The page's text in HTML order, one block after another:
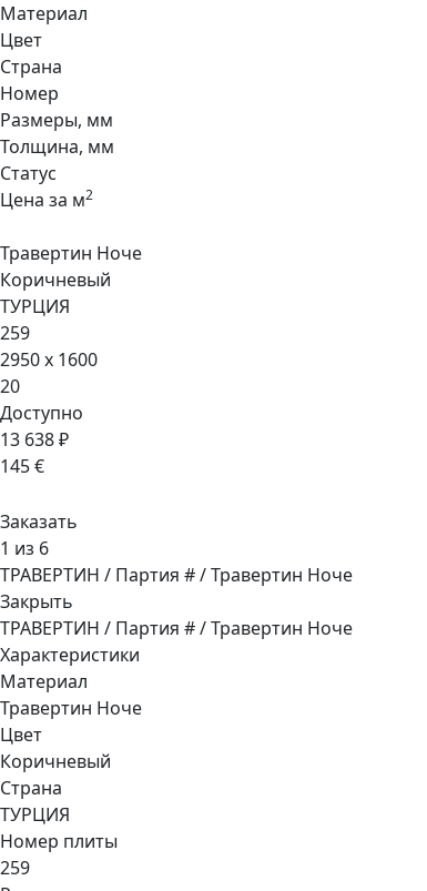
Материал
Цвет
Страна
Номер
Размеры, мм
Толщина, мм
Статус
Цена за м2
Травертин Ноче
Коричневый
ТУРЦИЯ
259
2950 x 1600
20
Доступно
13 638 ₽
145 €
Заказать
1 из 6
ТРАВЕРТИН / Партия # / Травертин Ноче
Закрыть
ТРАВЕРТИН / Партия # / Травертин Ноче
Характеристики
Материал
Травертин Ноче
Цвет
Коричневый
Страна
ТУРЦИЯ
Номер плиты
259